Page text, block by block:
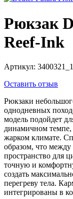
Рюкзак
Reef-Ink
Артикул:
Оставить отзыв
Рюкзаки
однодневных
модель подойдет
динамичном темпе,
жарком климате.
образом, что
пространство для
точную и
создать
перегреву тела.
интегрированы в